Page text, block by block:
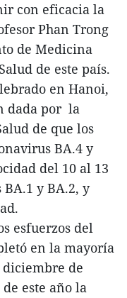
con eficacia la
Phan Trong
de Medicina
de este país.
en Hanoi,
dada por la
de que los
BA.4 y
del 10 al 13
y BA.2, y
esfuerzos del
en la mayoría
de
este año la